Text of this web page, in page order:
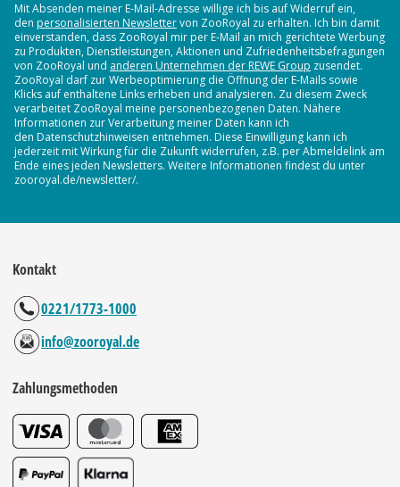
Mit Absenden meiner E-Mail-Adresse willige ich bis auf Widerruf ein,
den personalisierten Newslettervon ZooRoyal zu erhalten. Ich bin damit
einverstanden, dass ZooRoyal mir per E-Mail an mich gerichtete Werbung
zu Produkten, Dienstleistungen, Aktionen und Zufriedenheitsbefragungen
von ZooRoyal und anderen Unternehmen der REWE Group zusendet.
ZooRoyal darf zur Werbeoptimierung die Öffnung der E-Mails sowie
Klicks auf enthaltene Links erheben und analysieren. Zu diesem Zweck
verarbeitet ZooRoyal meine personenbezogenen Daten. Nähere
Informationen zur Verarbeitung meiner Daten kann ich
den Datenschutzhinweisen entnehmen. Diese Einwilligung kann ich
jederzeit mit Wirkung für die Zukunft widerrufen, z.B. per Abmeldelink am
Ende eines jeden Newsletters. Weitere Informationen findest du unter
zooroyal.de/newsletter/.
Kontakt
0221/1773-1000
info@zooroyal.de
Zahlungsmethoden